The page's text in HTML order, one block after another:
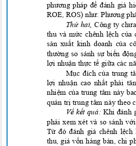
phương pháp để đánh giá
ROE, ROS) như: Phương
Thứ hai,Công ty
thu và mức chênh lệch của
sản xuất kinh doanh của
thường so sánh sự biến độ
lợi nhuận thực tế giữa các
Mục đích của trung
lợi nhuận cao nhất phải
nhiệm của trung tâm này
quản trị trung tâm này theo
Vềkết quả: Khi đánh
phải xem xét và so sánh vớ
Từ đó đánh giá chênh lệch
thu, giá vốn hàng bán, chi